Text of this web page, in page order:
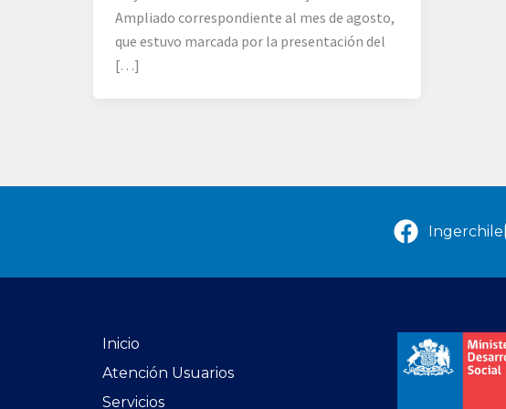
Ampliado correspondiente al mes de agosto,
que estuvo marcada por la presentación del
[…]
Ingerchile
Inicio
Atención Usuarios
Servicios